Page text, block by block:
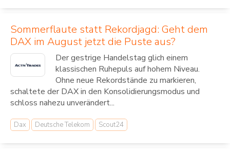
Sommerflaute statt Rekordjagd: Geht dem
DAX im August jetzt die Puste aus?
Der gestrige Handelstag glich einem
klassischen Ruhepuls auf hohem Niveau.
Ohne neue Rekordstände zu markieren,
schaltete der DAX in den Konsolidierungsmodus und
schloss nahezu unverändert...
Dax Deutsche Telekom Scout24